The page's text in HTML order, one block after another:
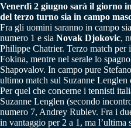
Venerdì 2 giugno sarà il giorno
del terzo turno sia in campo
Fra gli uomini saranno in campo sia
numero 1 e sia Novak Djokovic,
Philippe Chatrier. Terzo match
Fokina, mentre nel serale lo
Shapovalov. In campo pure
ultimo match sul Suzanne Lenglen
Per quel che concerne i tennisti
Suzanne Lenglen (secondo
numero 7, Andrey Rublev. Fra i
in vantaggio per 2 a 1, ma l’ultima